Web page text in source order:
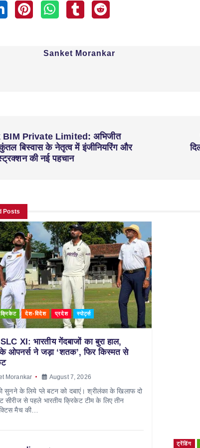
Sanket Morankar
Private Limited: अभिजीत
बिस्वास के नेतृत्व में इंजीनियरिंग और
की नई पहचान
Posts
क्रिकेट देश-विदेश प्रदेश स्पोर्ट्स
XI: भारतीय गेंदबाजों का बुरा हाल,
ओपनर्स ने जड़ा ‘शतक’, फिर किस्मत से
Morankar August 7, 2026
सुनने के लिये प्ले बटन को दबाएं। श्रीलंका के खिलाफ दो
सीरीज से पहले भारतीय क्रिकेट टीम के लिए तीन
मैच की…
ट्रेंडिंग